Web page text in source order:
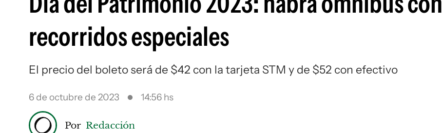
recorridos especiales
El precio del boleto será de $42 con la tarjeta STM y de $52 con efectivo
6 de octubre de 2023 14:56 hs
Por Redacción